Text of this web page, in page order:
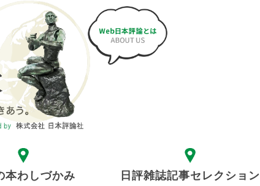
本わしづかみ 日評雑誌記事セレクション